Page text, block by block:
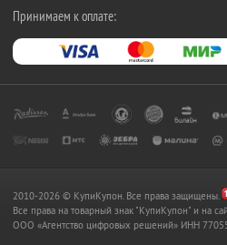
Принимаем к оплате:
2010-2026 © КупиКупон. Все права защищены.
Все права на товарный знак "КупиКупон" и на
OOO «Агентство цифровых решений» ИНН